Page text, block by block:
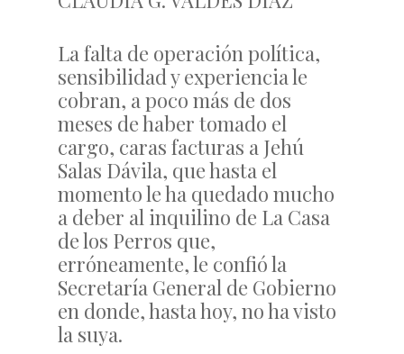
La falta de operación política,
sensibilidad y experiencia le
cobran, a poco más de dos
meses de haber tomado el
cargo, caras facturas a Jehú
Salas Dávila, que hasta el
momento le ha quedado mucho
a deber al inquilino de La Casa
de los Perros que,
erróneamente, le confió la
Secretaría General de Gobierno
en donde, hasta hoy, no ha visto
la suya.